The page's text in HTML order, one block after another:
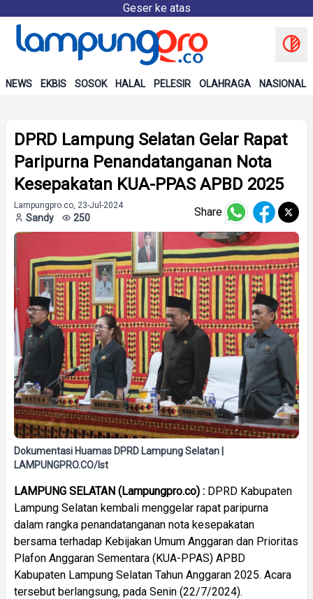
Geser ke atas
NEWS EKBIS SOSOK HALAL PELESIR OLAHRAGA NASIONAL
DPRD Lampung Selatan Gelar Rapat
Paripurna Penandatanganan Nota
Kesepakatan KUA-PPAS APBD 2025
Lampungpro.co, 23-Jul-2024
Sandy 250 Share
Dokumentasi Huamas DPRD Lampung Selatan |
LAMPUNGPRO.CO/Ist
LAMPUNG SELATAN (Lampungpro.co) : DPRD Kabupaten
Lampung Selatan kembali menggelar rapat paripurna
dalam rangka penandatanganan nota kesepakatan
bersama terhadap Kebijakan Umum Anggaran dan Prioritas
Plafon Anggaran Sementara (KUA-PPAS) APBD
Kabupaten Lampung Selatan Tahun Anggaran 2025. Acara
tersebut berlangsung, pada Senin (22/7/2024).